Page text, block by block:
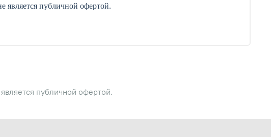
является публичной офертой.
публичной офертой.